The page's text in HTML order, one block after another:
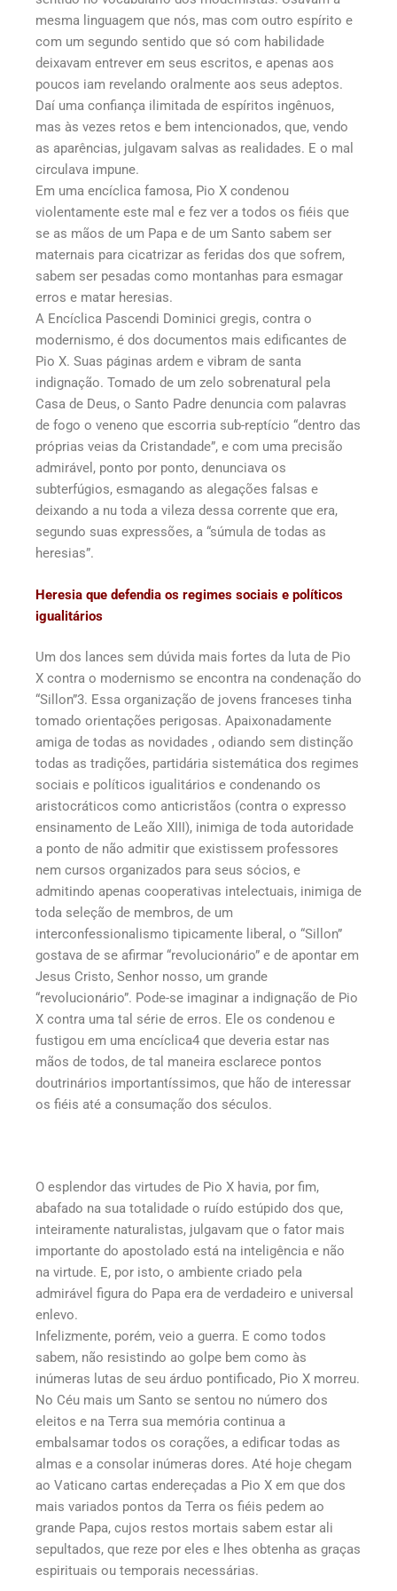
mesma linguagem que nós, mas com outro espírito e
com um segundo sentido que só com habilidade
deixavam entrever em seus escritos, e apenas aos
poucos iam revelando oralmente aos seus adeptos.
Daí uma confiança ilimitada de espíritos ingênuos,
mas às vezes retos e bem intencionados, que, vendo
as aparências, julgavam salvas as realidades. E o mal
circulava impune.
Em uma encíclica famosa, Pio X condenou
violentamente este mal e fez ver a todos os fiéis que
se as mãos de um Papa e de um Santo sabem ser
maternais para cicatrizar as feridas dos que sofrem,
sabem ser pesadas como montanhas para esmagar
erros e matar heresias.
A Encíclica Pascendi Dominici gregis, contra o
modernismo, é dos documentos mais edificantes de
Pio X. Suas páginas ardem e vibram de santa
indignação. Tomado de um zelo sobrenatural pela
Casa de Deus, o Santo Padre denuncia com palavras
de fogo o veneno que escorria sub-reptício “dentro das
próprias veias da Cristandade”, e com uma precisão
admirável, ponto por ponto, denunciava os
subterfúgios, esmagando as alegações falsas e
deixando a nu toda a vileza dessa corrente que era,
segundo suas expressões, a “súmula de todas as
heresias”.
Heresia que defendia os regimes sociais e políticos
igualitários
Um dos lances sem dúvida mais fortes da luta de Pio
X contra o modernismo se encontra na condenação do
“Sillon”3. Essa organização de jovens franceses tinha
tomado orientações perigosas. Apaixonadamente
amiga de todas as novidades , odiando sem distinção
todas as tradições, partidária sistemática dos regimes
sociais e políticos igualitários e condenando os
aristocráticos como anticristãos (contra o expresso
ensinamento de Leão XIII), inimiga de toda autoridade
a ponto de não admitir que existissem professores
nem cursos organizados para seus sócios, e
admitindo apenas cooperativas intelectuais, inimiga de
toda seleção de membros, de um
interconfessionalismo tipicamente liberal, o “Sillon”
gostava de se afirmar “revolucionário” e de apontar em
Jesus Cristo, Senhor nosso, um grande
“revolucionário”. Pode-se imaginar a indignação de Pio
X contra uma tal série de erros. Ele os condenou e
fustigou em uma encíclica4 que deveria estar nas
mãos de todos, de tal maneira esclarece pontos
doutrinários importantíssimos, que hão de interessar
os fiéis até a consumação dos séculos.
O esplendor das virtudes de Pio X havia, por fim,
abafado na sua totalidade o ruído estúpido dos que,
inteiramente naturalistas, julgavam que o fator mais
importante do apostolado está na inteligência e não
na virtude. E, por isto, o ambiente criado pela
admirável figura do Papa era de verdadeiro e universal
enlevo.
Infelizmente, porém, veio a guerra. E como todos
sabem, não resistindo ao golpe bem como às
inúmeras lutas de seu árduo pontificado, Pio X morreu.
No Céu mais um Santo se sentou no número dos
eleitos e na Terra sua memória continua a
embalsamar todos os corações, a edificar todas as
almas e a consolar inúmeras dores. Até hoje chegam
ao Vaticano cartas endereçadas a Pio X em que dos
mais variados pontos da Terra os fiéis pedem ao
grande Papa, cujos restos mortais sabem estar ali
sepultados, que reze por eles e lhes obtenha as graças
espirituais ou temporais necessárias.